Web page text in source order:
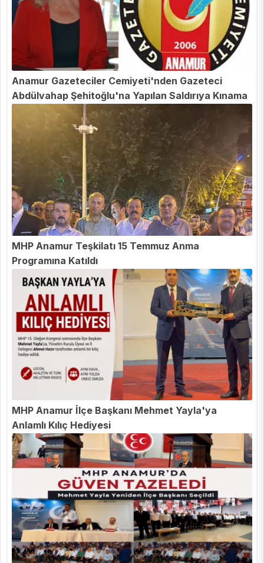
Anamur Gazeteciler Cemiyeti'nden Gazeteci
Abdülvahap Şehitoğlu'na Yapılan Saldırıya Kınama
MHP Anamur Teşkilatı 15 Temmuz Anma
Programına Katıldı
MHP Anamur İlçe Başkanı Mehmet Yayla'ya
Anlamlı Kılıç Hediyesi